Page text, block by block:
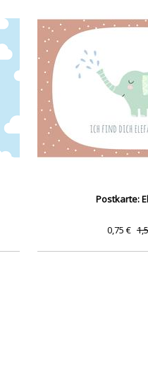
Postkarte:
0,75 €